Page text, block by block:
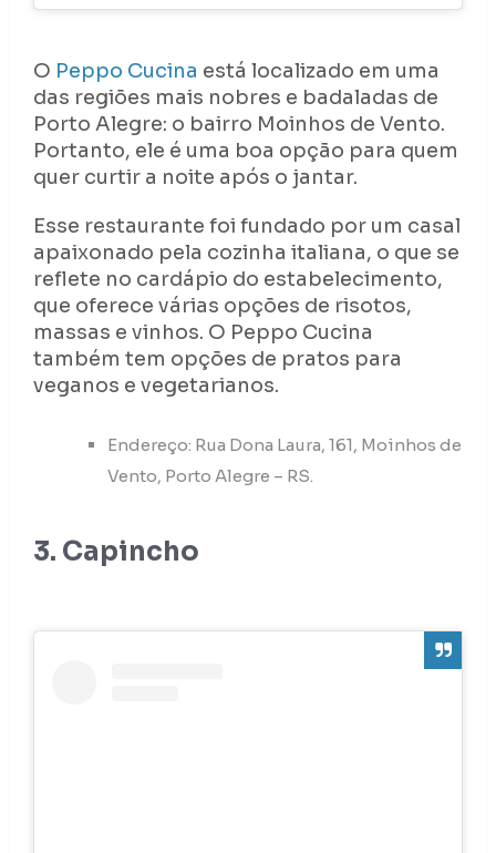
O Peppo Cucina está localizado em uma
das regiões mais nobres e badaladas de
Porto Alegre: o bairro Moinhos de Vento.
Portanto, ele é uma boa opção para quem
quer curtir a noite após o jantar.
Esse restaurante foi fundado por um casal
apaixonado pela cozinha italiana, o que se
reflete no cardápio do estabelecimento,
que oferece várias opções de risotos,
massas e vinhos. O Peppo Cucina
também tem opções de pratos para
veganos e vegetarianos.
Endereço: Rua Dona Laura, 161, Moinhos de
Vento, Porto Alegre – RS.
3. Capincho